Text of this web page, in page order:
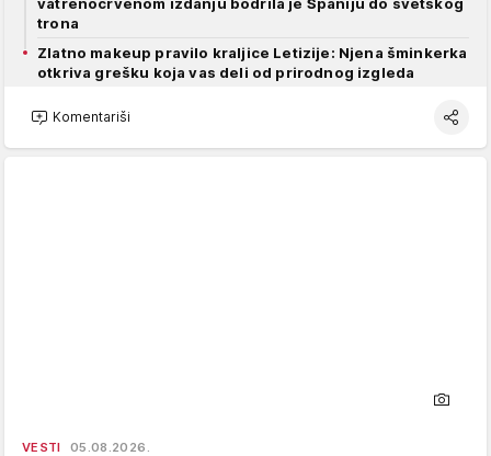
trona
Zlatno makeup pravilo kraljice Letizije: Njena šminkerka
otkriva grešku koja vas deli od prirodnog izgleda
Komentariši
VESTI 05.08.2026.